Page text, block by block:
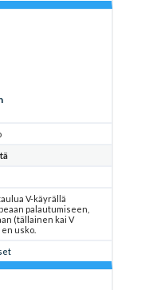
V-käyrällä
palautumiseen,
(tällainen kai V
usko.